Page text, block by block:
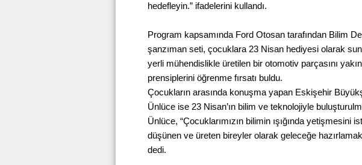
hedefleyin.” ifadelerini kullandı.
Program kapsamında Ford Otosan tarafından Bilim
şanzıman seti, çocuklara 23 Nisan hediyesi olarak
yerli mühendislikle üretilen bir otomotiv parçasını
prensiplerini öğrenme fırsatı buldu.
Çocukların arasında konuşma yapan Eskişehir
Ünlüce ise 23 Nisan’ın bilim ve teknolojiyle
Ünlüce, “Çocuklarımızın bilimin ışığında yetişmesini
düşünen ve üreten bireyler olarak geleceğe
dedi.